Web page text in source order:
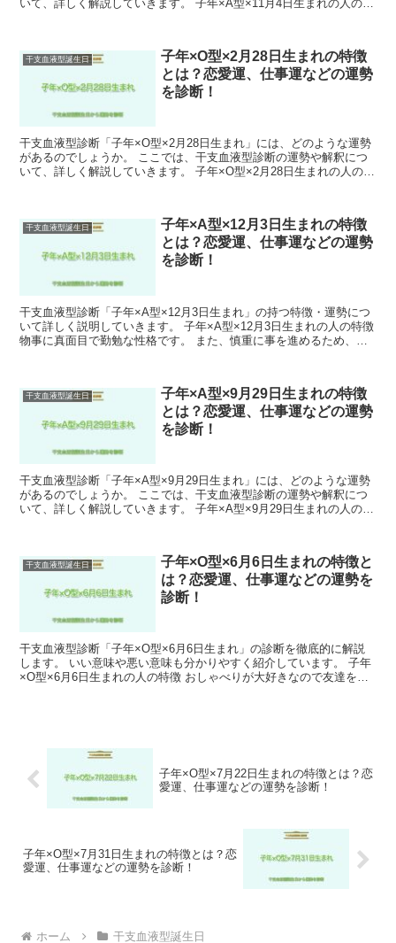
いて、詳しく解説していきます。 子年×A型×11月4日生まれの人の特
干支血液型誕生日
子年×O型×2月28日生まれの特徴
とは？恋愛運、仕事運などの運勢
を診断！
干支血液型診断「子年×O型×2月28日生まれ」には、どのような運勢
があるのでしょうか。 ここでは、干支血液型診断の運勢や解釈につ
いて、詳しく解説していきます。 子年×O型×2月28日生まれの人の特
干支血液型誕生日
子年×A型×12月3日生まれの特徴
とは？恋愛運、仕事運などの運勢
を診断！
干支血液型診断「子年×A型×12月3日生まれ」の持つ特徴・運勢につ
いて詳しく説明していきます。 子年×A型×12月3日生まれの人の特徴
物事に真面目で勤勉な性格です。 また、慎重に事を進めるため、周
干支血液型誕生日
子年×A型×9月29日生まれの特徴
とは？恋愛運、仕事運などの運勢
を診断！
干支血液型診断「子年×A型×9月29日生まれ」には、どのような運勢
があるのでしょうか。 ここでは、干支血液型診断の運勢や解釈につ
いて、詳しく解説していきます。 子年×A型×9月29日生まれの人の特
干支血液型誕生日
子年×O型×6月6日生まれの特徴と
は？恋愛運、仕事運などの運勢を
診断！
干支血液型診断「子年×O型×6月6日生まれ」の診断を徹底的に解説
します。 いい意味や悪い意味も分かりやすく紹介しています。 子年
×O型×6月6日生まれの人の特徴 おしゃべりが大好きなので友達を作
子年×O型×7月22日生まれの特徴とは？恋
愛運、仕事運などの運勢を診断！
子年×O型×7月31日生まれの特徴とは？恋
愛運、仕事運などの運勢を診断！
ホーム 干支血液型誕生日